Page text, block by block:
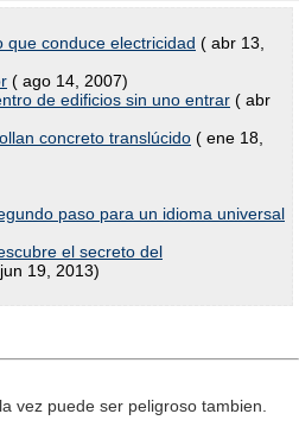
que conduce electricidad ( abr 13,
( ago 14, 2007)
de edificios sin uno entrar ( abr
concreto translúcido ( ene 18,
paso para un idioma universal
el secreto del
19, 2013)
vez puede ser peligroso tambien.